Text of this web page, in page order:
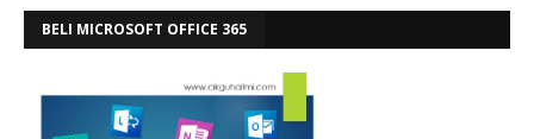
BELI MICROSOFT OFFICE 365